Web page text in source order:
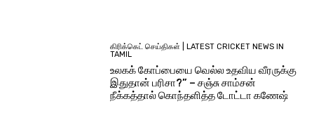
கிரிக்கெட் செய்திகள் | LATEST CRICKET NEWS IN
TAMIL
உலகக் கோப்பையை வெல்ல உதவிய வீரருக்கு
இதுதான் பரிசா?” – சஞ்சு சாம்சன்
நீக்கத்தால் கொந்தளித்த டோட்டா கணேஷ்